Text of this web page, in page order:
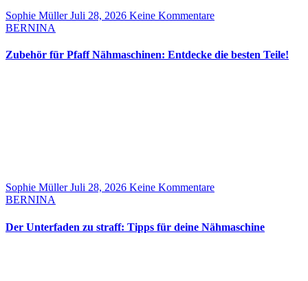
Sophie MüllerJuli 28, 2026 Keine Kommentare
BERNINA
Zubehör für Pfaff Nähmaschinen: Entdecke die besten Teile!
Sophie MüllerJuli 28, 2026 Keine Kommentare
BERNINA
Der Unterfaden zu straff: Tipps für deine Nähmaschine